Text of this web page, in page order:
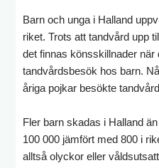
Barn och unga i Halland
riket. Trots att tandvård upp
det finnas könsskillnader när
tandvårdsbesök hos barn.
åriga pojkar besökte
Fler barn skadas i Halland
100 000 jämfört med 800 i
alltså olyckor eller